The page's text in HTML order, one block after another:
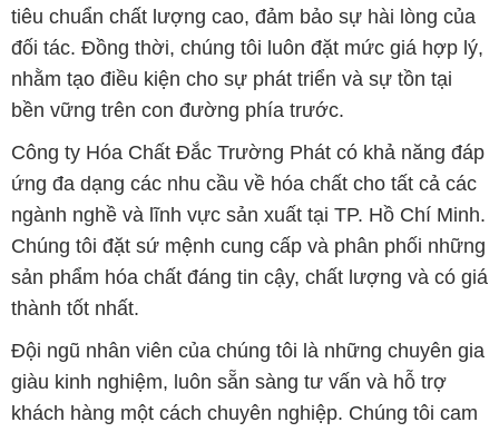
tiêu chuẩn chất lượng cao, đảm bảo sự hài lòng của
đối tác. Đồng thời, chúng tôi luôn đặt mức giá hợp lý,
nhằm tạo điều kiện cho sự phát triển và sự tồn tại
bền vững trên con đường phía trước.
Công ty Hóa Chất Đắc Trường Phát có khả năng đáp
ứng đa dạng các nhu cầu về hóa chất cho tất cả các
ngành nghề và lĩnh vực sản xuất tại TP. Hồ Chí Minh.
Chúng tôi đặt sứ mệnh cung cấp và phân phối những
sản phẩm hóa chất đáng tin cậy, chất lượng và có giá
thành tốt nhất.
Đội ngũ nhân viên của chúng tôi là những chuyên gia
giàu kinh nghiệm, luôn sẵn sàng tư vấn và hỗ trợ
khách hàng một cách chuyên nghiệp. Chúng tôi cam